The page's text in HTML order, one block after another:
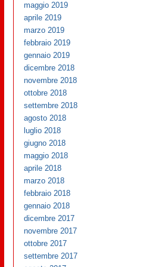
maggio 2019
aprile 2019
marzo 2019
febbraio 2019
gennaio 2019
dicembre 2018
novembre 2018
ottobre 2018
settembre 2018
agosto 2018
luglio 2018
giugno 2018
maggio 2018
aprile 2018
marzo 2018
febbraio 2018
gennaio 2018
dicembre 2017
novembre 2017
ottobre 2017
settembre 2017